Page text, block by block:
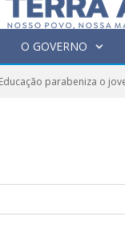
O GOVERNO
parabeniza o